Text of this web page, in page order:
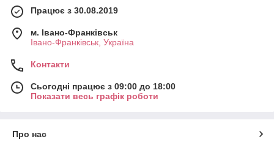
Працює з 30.08.2019
м. Івано-Франківськ
Івано-Франківськ, Україна
Контакти
Сьогодні працює з 09:00 до 18:00
Показати весь графік роботи
Про нас